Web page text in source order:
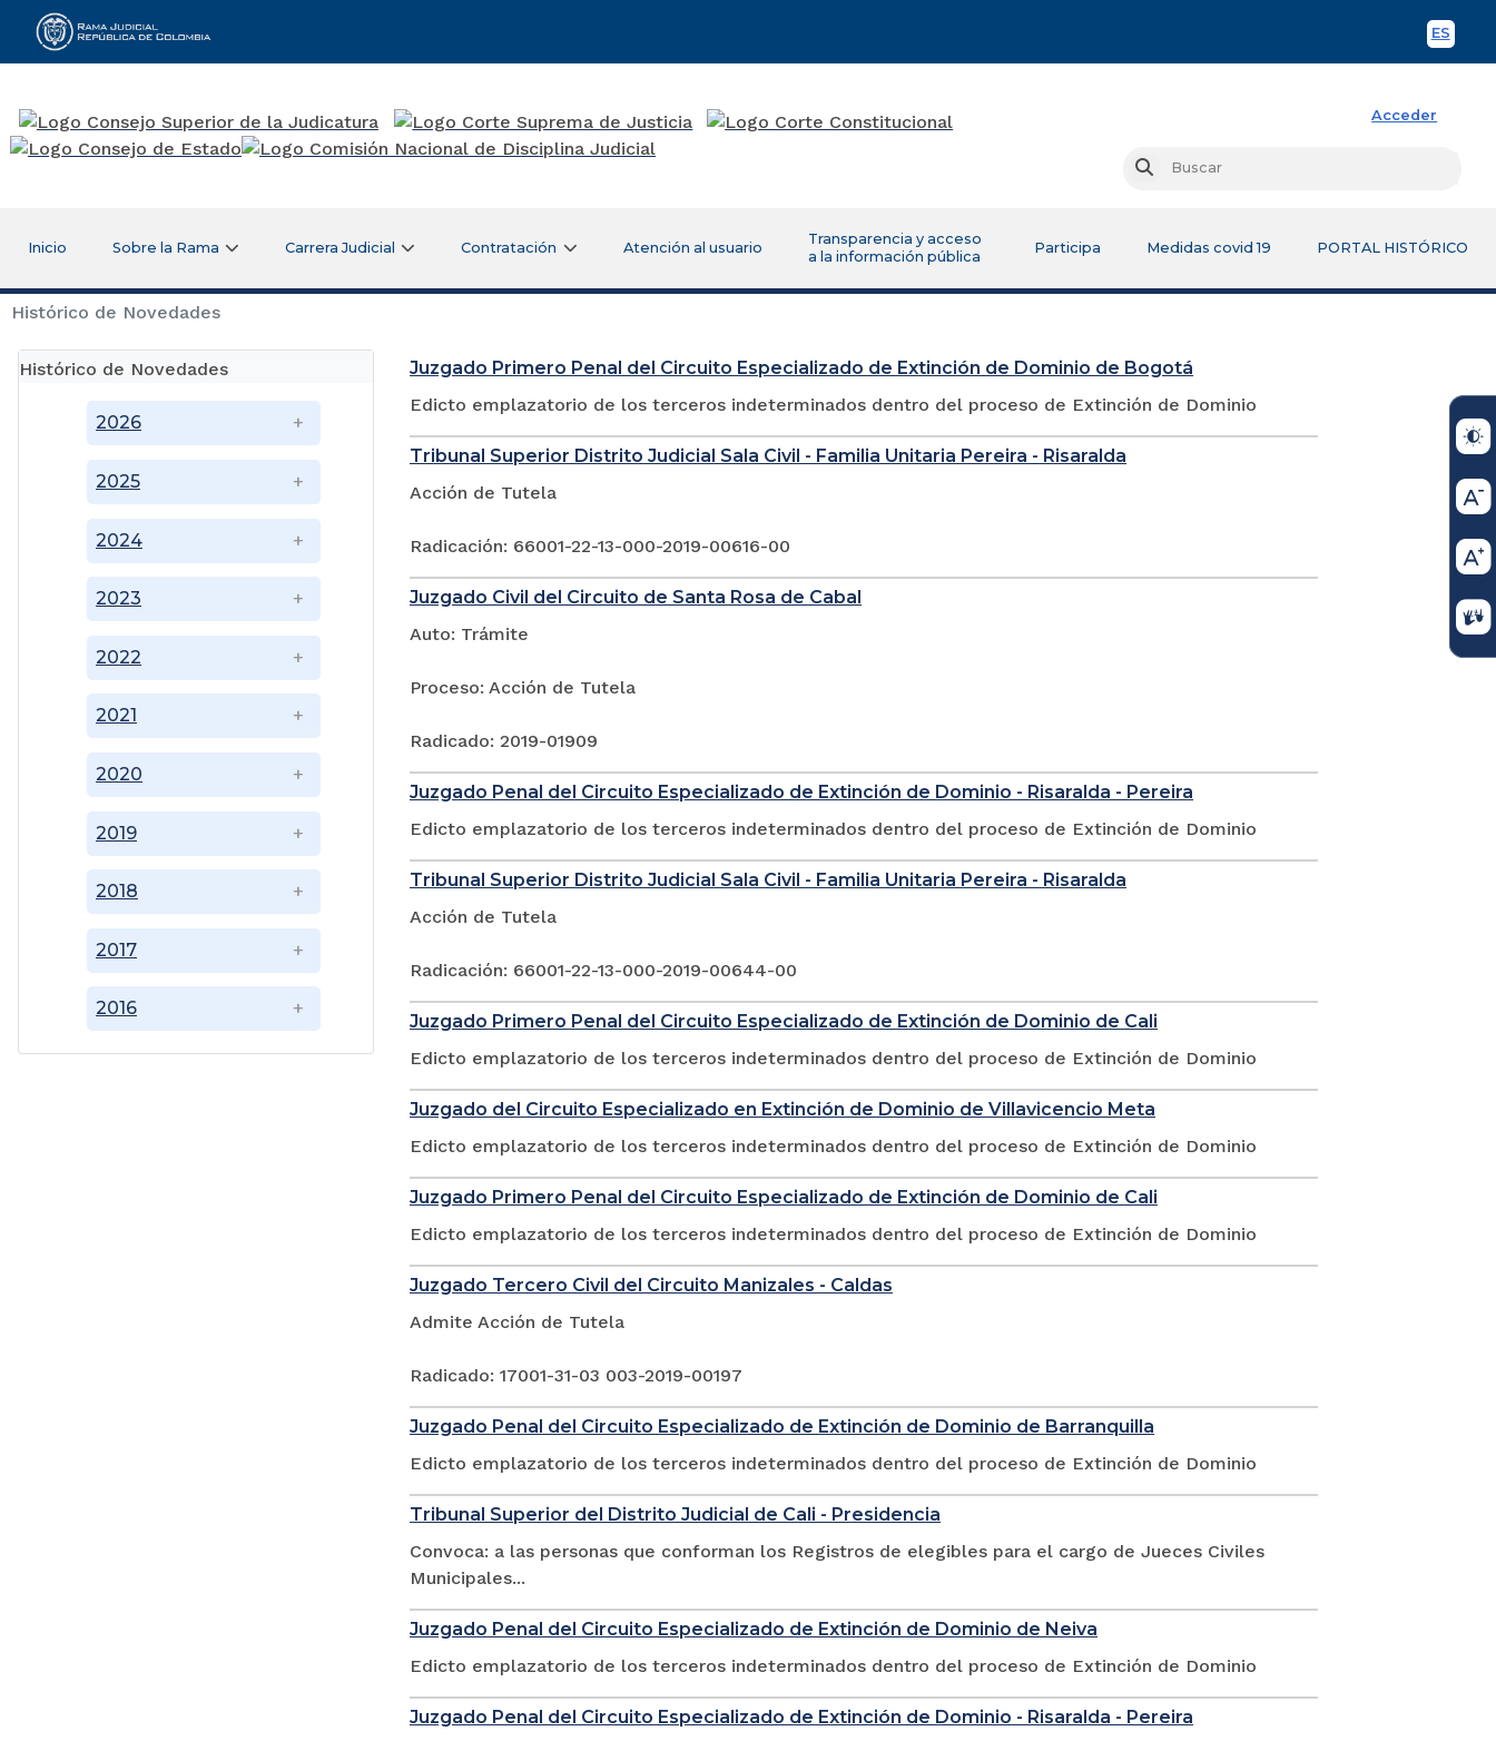
ES
Rama Judicial
Acceder
Buscar
Inicio Sobre la Rama Carrera Judicial Contratación Atención al usuario
Transparencia y acceso
a la información pública
Participa Medidas covid 19 PORTAL HISTÓRICO
Histórico de Novedades
Histórico de Novedades
2016
2017
2018
2019
2020
2021
2022
2023
2024
2025
2026
Juzgado Primero Penal del Circuito Especializado de Extinción de Dominio de Bogotá
Edicto emplazatorio de los terceros indeterminados dentro del proceso de Extinción de Dominio
Tribunal Superior Distrito Judicial Sala Civil - Familia Unitaria Pereira - Risaralda
Acción de Tutela
Radicación: 66001-22-13-000-2019-00616-00
Juzgado Civil del Circuito de Santa Rosa de Cabal
Auto: Trámite
Proceso: Acción de Tutela
Radicado: 2019-01909
Juzgado Penal del Circuito Especializado de Extinción de Dominio - Risaralda - Pereira
Edicto emplazatorio de los terceros indeterminados dentro del proceso de Extinción de Dominio
Tribunal Superior Distrito Judicial Sala Civil - Familia Unitaria Pereira - Risaralda
Acción de Tutela
Radicación: 66001-22-13-000-2019-00644-00
Juzgado Primero Penal del Circuito Especializado de Extinción de Dominio de Cali
Edicto emplazatorio de los terceros indeterminados dentro del proceso de Extinción de Dominio
Juzgado del Circuito Especializado en Extinción de Dominio de Villavicencio Meta
Edicto emplazatorio de los terceros indeterminados dentro del proceso de Extinción de Dominio
Juzgado Primero Penal del Circuito Especializado de Extinción de Dominio de Cali
Edicto emplazatorio de los terceros indeterminados dentro del proceso de Extinción de Dominio
Juzgado Tercero Civil del Circuito Manizales - Caldas
Admite Acción de Tutela
Radicado: 17001-31-03 003-2019-00197
Juzgado Penal del Circuito Especializado de Extinción de Dominio de Barranquilla
Edicto emplazatorio de los terceros indeterminados dentro del proceso de Extinción de Dominio
Tribunal Superior del Distrito Judicial de Cali - Presidencia
Convoca: a las personas que conforman los Registros de elegibles para el cargo de Jueces Civiles
Municipales...
Juzgado Penal del Circuito Especializado de Extinción de Dominio de Neiva
Edicto emplazatorio de los terceros indeterminados dentro del proceso de Extinción de Dominio
Juzgado Penal del Circuito Especializado de Extinción de Dominio - Risaralda - Pereira